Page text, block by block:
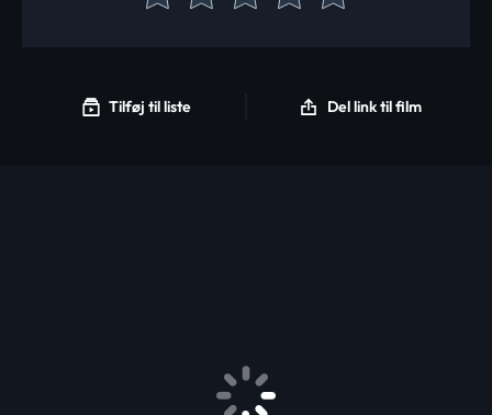
Tilføj til liste Del link til film